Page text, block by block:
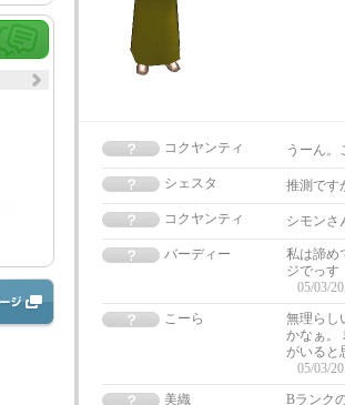
コクヤンティ うーん。
シェスタ 推測です
コクヤンティ シモンさ
バーディー
私は諦め
ジでっす
05/03/
こーら
無理らし
かなぁ。
がいると
05/03/
美織
Bランク